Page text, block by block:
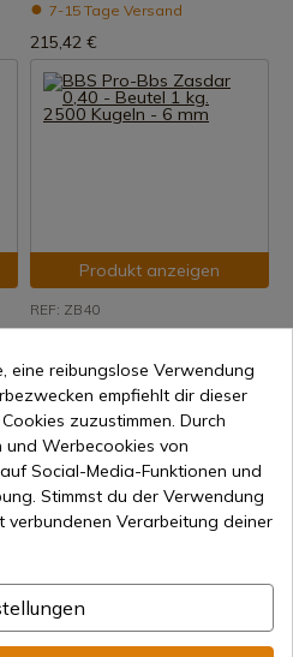
7-15 Tage Versand
215,42 €
Produkt anzeigen
REF: ZB40
Beutel 1 kg. 2500 Kugeln - 6
mm
7-15 Tage Versand
26,14 €
eine reibungslose Verwendung
empfiehlt dir dieser
zuzustimmen. Durch
und Werbecookies von
Social-Media-Funktionen und
Stimmst du der Verwendung
verbundenen Verarbeitung deiner